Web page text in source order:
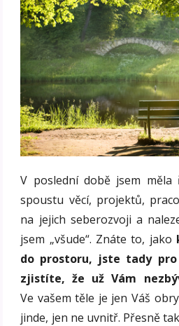
V poslední době jsem měla
spoustu věcí, projektů,
na jejich seberozvoji a
jsem „všude“. Znáte to, jako
do prostoru, jste tady pro
zjistíte, že už Vám
Ve vašem těle je jen Váš
jinde, jen ne uvnitř. Přesně